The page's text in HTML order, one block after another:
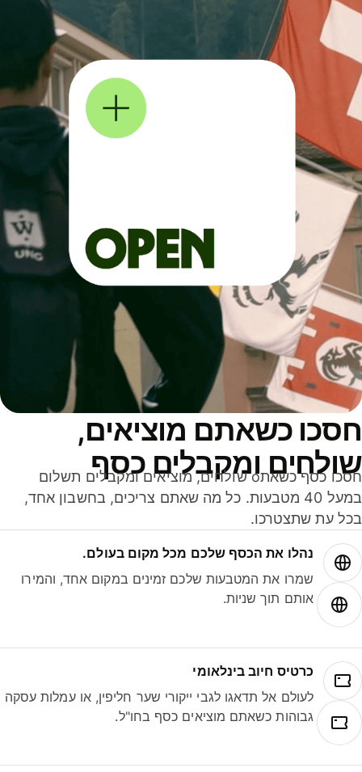
כשאתם מוציאים,
ומקבלים כסף
חסכו כסף כשאתo שולחים, מוציאים ומקבלים תשלום
במעל 40 מטבעות. כל מה שאתם צריכים, בחשבון אחד,
עת שתצטרכו.
נהלו את הכסף שלכם מכל מקום בעולם.
שמרו את המטבעות שלכם זמינים במקום אחד, והמירו
אותם תוך שניות.
כרטיס חיוב בינלאומי
לעולם אל תדאגו לגבי ייקורי שער חליפין, או עמלות עסקה
גבוהות כשאתם מוציאים כסף בחו"ל.